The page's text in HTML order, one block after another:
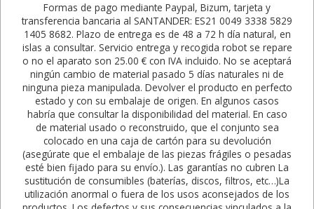
Formas de pago mediante Paypal, Bizum, tarjeta y
transferencia bancaria al SANTANDER: ES21 0049 3338 5829
1405 8682. Plazo de entrega es de 48 a 72 h día natural, en
islas a consultar. Servicio entrega y recogida robot se repare
o no el aparato son 25.00 € con IVA incluido. No se aceptará
ningún cambio de material pasado 5 días naturales ni de
ninguna pieza manipulada. Devolver el producto en perfecto
estado y con su embalaje de origen. En algunos casos
habría que consultar la disponibilidad del material. En caso
de material usado o reconstruido, que el conjunto sea
colocado en una caja de cartón para su devolución
(asegúrate que el embalaje de las piezas frágiles o pesadas
esté bien fijado para su envío.). Las garantías no cubren La
sustitución de consumibles (baterías, discos, filtros, etc…)La
utilización anormal o fuera de los usos aconsejados de los